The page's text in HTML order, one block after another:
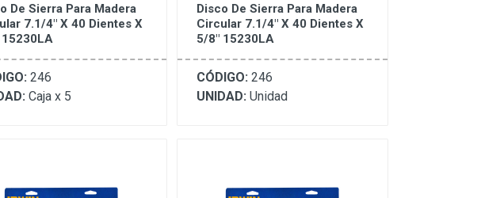
De Sierra Para Madera
7.1/4" X 40 Dientes X
246
Caja x 5
Disco De Sierra Para Madera
Circular 7.1/4" X 40 Dientes X
5/8" 15230LA
CÓDIGO: 246
UNIDAD: Unidad